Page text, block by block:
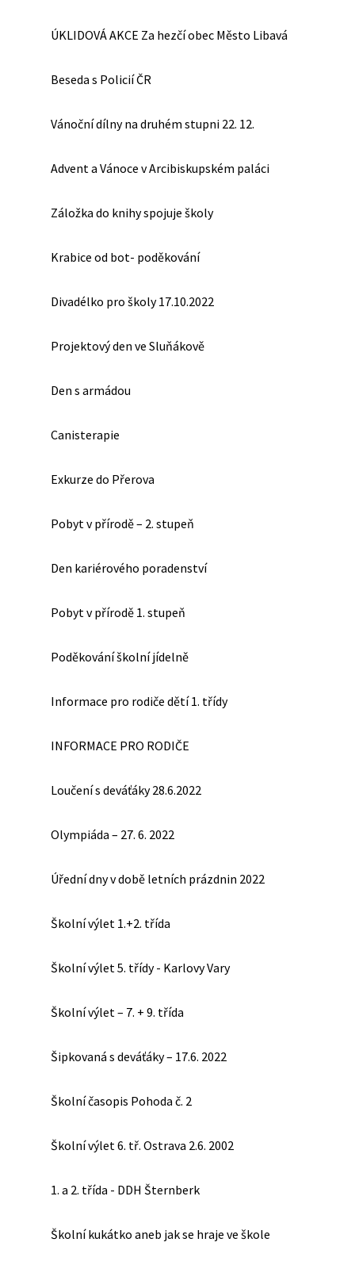
ÚKLIDOVÁ AKCE Za hezčí obec Město Libavá
Beseda s Policií ČR
Vánoční dílny na druhém stupni 22. 12.
Advent a Vánoce v Arcibiskupském paláci
Záložka do knihy spojuje školy
Krabice od bot- poděkování
Divadélko pro školy 17.10.2022
Projektový den ve Sluňákově
Den s armádou
Canisterapie
Exkurze do Přerova
Pobyt v přírodě – 2. stupeň
Den kariérového poradenství
Pobyt v přírodě 1. stupeň
Poděkování školní jídelně
Informace pro rodiče dětí 1. třídy
INFORMACE PRO RODIČE
Loučení s deváťáky 28.6.2022
Olympiáda – 27. 6. 2022
Úřední dny v době letních prázdnin 2022
Školní výlet 1.+2. třída
Školní výlet 5. třídy - Karlovy Vary
Školní výlet – 7. + 9. třída
Šipkovaná s deváťáky – 17.6. 2022
Školní časopis Pohoda č. 2
Školní výlet 6. tř. Ostrava 2.6. 2002
1. a 2. třída - DDH Šternberk
Školní kukátko aneb jak se hraje ve škole